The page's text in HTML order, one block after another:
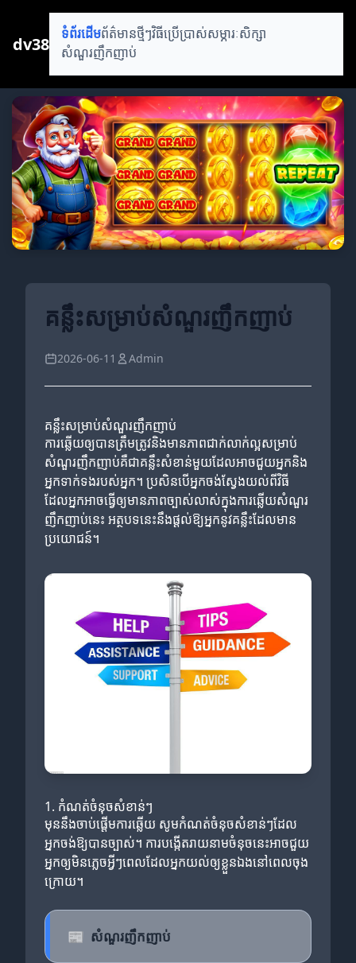
dv38 ទំព័រដើមព័ត៌មានថ្មីៗវិធីប្រើប្រាស់សម្ភារៈសិក្សា
សំណួរញឹកញាប់
គន្លឹះសម្រាប់សំណួរញឹកញាប់
2026-06-11 Admin
គន្លឹះសម្រាប់សំណួរញឹកញាប់
ការឆ្លើយឲ្យបានត្រឹមត្រូវនិងមានភាពជាក់លាក់ល្អសម្រាប់
សំណួរញឹកញាប់គឺជាគន្លឹះសំខាន់មួយដែលអាចជួយអ្នកនិង
អ្នកទាក់ទងរបស់អ្នក។ ប្រសិនបើអ្នកចង់ស្វែងយល់ពីវិធី
ដែលអ្នកអាចធ្វើឲ្យមានភាពច្បាស់លាស់ក្នុងការឆ្លើយសំណួរ
ញឹកញាប់នេះ អត្ថបទនេះនឹងផ្តល់ឱ្យអ្នកនូវគន្លឹះដែលមាន
ប្រយោជន៍។
1. កំណត់ចំនុចសំខាន់ៗ
មុននឹងចាប់ផ្តើមការឆ្លើយ សូមកំណត់ចំនុចសំខាន់ៗដែល
អ្នកចង់ឱ្យបានច្បាស់។ ការបង្កើតរាយនាមចំនុចនេះអាចជួយ
អ្នកឲ្យមិនភ្លេចអ្វីៗពេលដែលអ្នកយល់ឲ្យខ្លួនឯងនៅពេលចុង
ក្រោយ។
📰 សំណួរញឹកញាប់